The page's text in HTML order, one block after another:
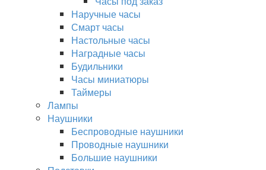
Наручные часы
Смарт часы
Настольные часы
Наградные часы
Будильники
Часы миниатюры
Таймеры
Лампы
Наушники
Беспроводные наушники
Проводные наушники
Большие наушники